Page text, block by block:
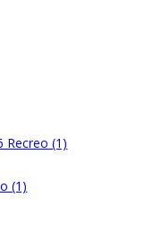
Recreo (1)
(1)